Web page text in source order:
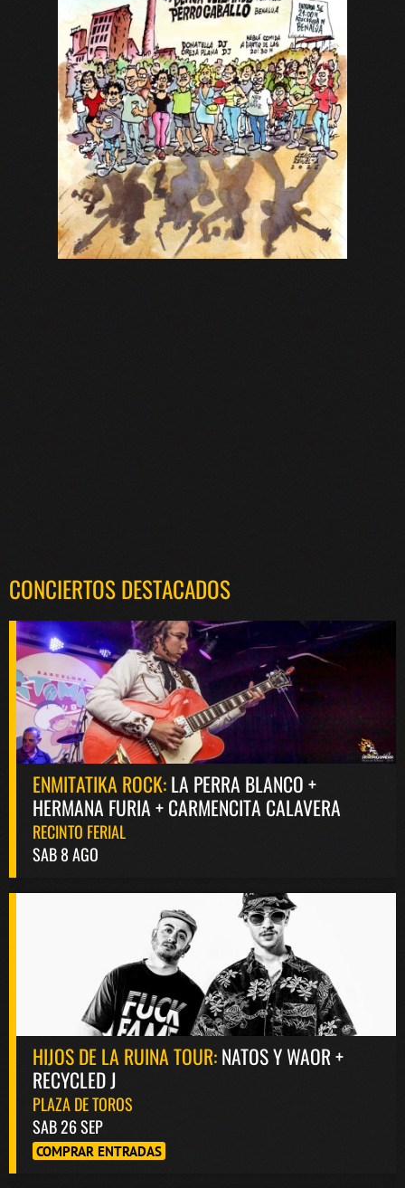
CONCIERTOS DESTACADOS
ENMITATIKA ROCK:LA PERRA BLANCO +
HERMANA FURIA + CARMENCITA CALAVERA
RECINTO FERIAL
SAB 8 AGO
HIJOS DE LA RUINA TOUR:NATOS Y WAOR +
RECYCLED J
PLAZA DE TOROS
SAB 26 SEP
COMPRAR ENTRADAS